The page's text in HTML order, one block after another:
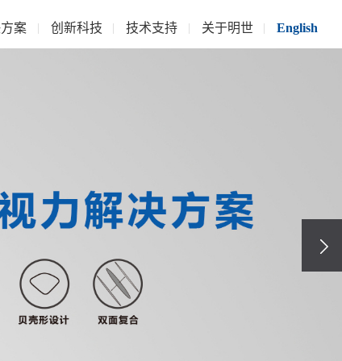
案 创新科技 技术支持 关于明世 English